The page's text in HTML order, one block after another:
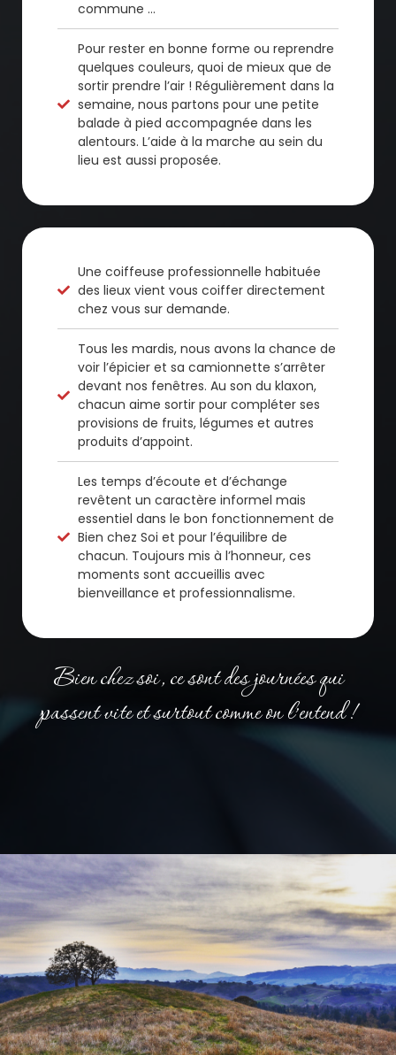
commune …
Pour rester en bonne forme ou reprendre
quelques couleurs, quoi de mieux que de
sortir prendre l’air ! Régulièrement dans la
semaine, nous partons pour une petite
balade à pied accompagnée dans les
alentours. L’aide à la marche au sein du
lieu est aussi proposée.
Une coiffeuse professionnelle habituée
des lieux vient vous coiffer directement
chez vous sur demande.
Tous les mardis, nous avons la chance de
voir l’épicier et sa camionnette s’arrêter
devant nos fenêtres. Au son du klaxon,
chacun aime sortir pour compléter ses
provisions de fruits, légumes et autres
produits d’appoint.
Les temps d’écoute et d’échange
revêtent un caractère informel mais
essentiel dans le bon fonctionnement de
Bien chez Soi et pour l’équilibre de
chacun. Toujours mis à l’honneur, ces
moments sont accueillis avec
bienveillance et professionnalisme.
Bien chez soi, ce sont des journées qui
passent vite et surtout comme on l’entend !